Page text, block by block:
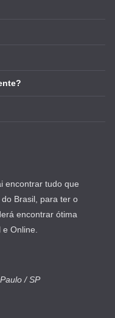
encontrar tudo que
Brasil, para ter o
encontrar ótima
Online.
/ SP